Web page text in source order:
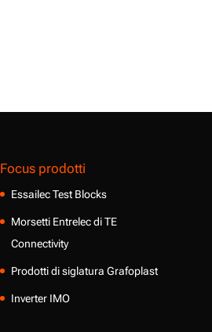
Focus prodotti
Essailec Test Blocks
Morsetti Entrelec di TE
Connectivity
Prodotti di siglatura Grafoplast
Inverter IMO